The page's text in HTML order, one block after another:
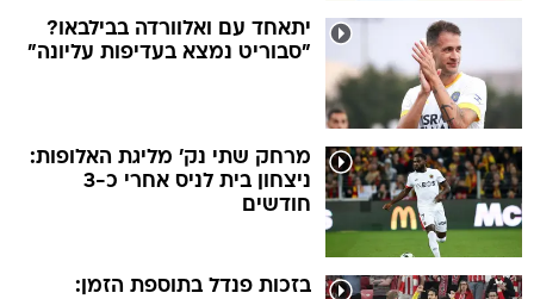
יתאחד עם ואלוורדה בבילבאו?
"סבוריט נמצא בעדיפות עליונה"
מרחק שתי נק' מליגת האלופות:
ניצחון בית לניס אחרי כ-3
חודשים
בזכות פנדל בתוספת הזמן: